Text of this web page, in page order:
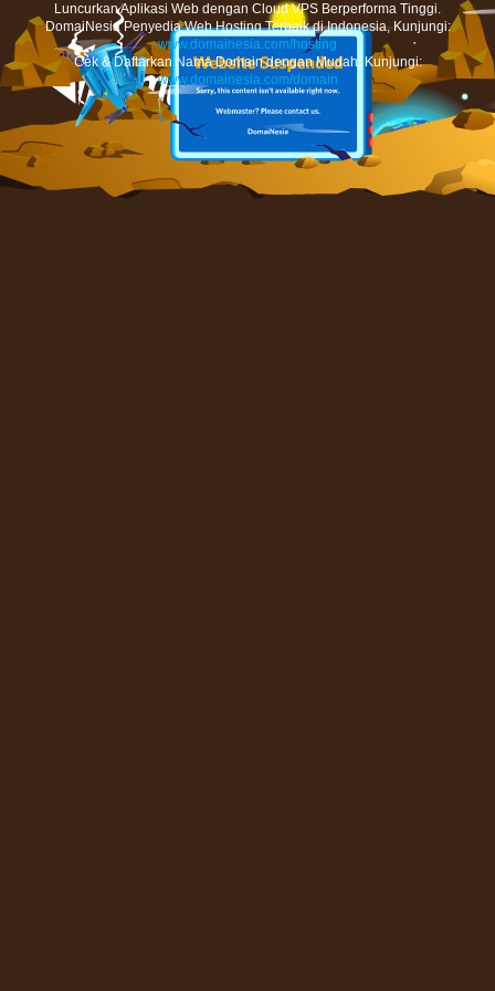
Luncurkan Aplikasi Web dengan Cloud VPS Berperforma Tinggi.
DomaiNesia Penyedia Web Hosting Terbaik di Indonesia, Kunjungi:
www.domainesia.com/hosting
Cek & Daftarkan Nama Domain dengan Mudah, Kunjungi:
www.domainesia.com/domain